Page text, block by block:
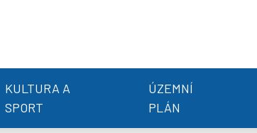
KULTURA A
SPORT
ÚZEMNÍ
PLÁN